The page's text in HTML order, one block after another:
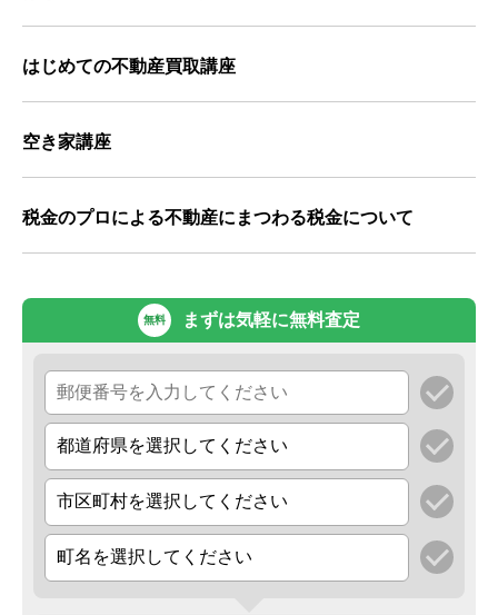
はじめての不動産買取講座
空き家講座
税金のプロによる不動産にまつわる税金について
無料 まずは気軽に無料査定